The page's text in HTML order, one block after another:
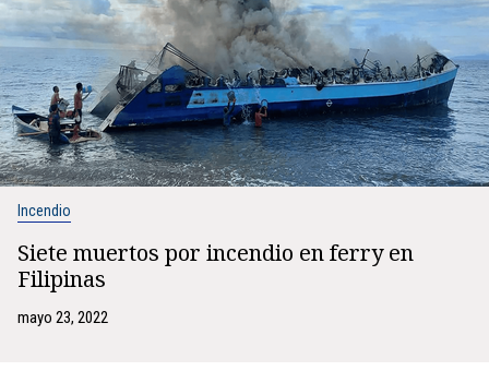
Incendio
Siete muertos por incendio en ferry en
Filipinas
mayo 23, 2022